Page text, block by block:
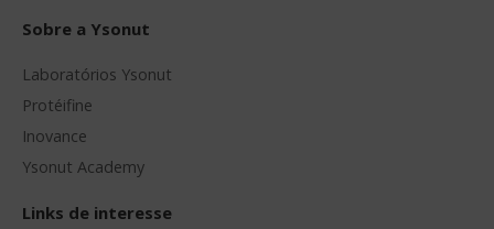
Sobre a Ysonut
Laboratórios Ysonut
Protéifine
Inovance
Ysonut Academy
Links de interesse